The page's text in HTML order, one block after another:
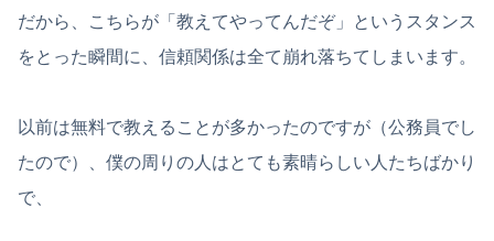
だから、こちらが「教えてやってんだぞ」というスタンス
をとった瞬間に、信頼関係は全て崩れ落ちてしまいます。
以前は無料で教えることが多かったのですが（公務員でし
たので）、僕の周りの人はとても素晴らしい人たちばかり
で、